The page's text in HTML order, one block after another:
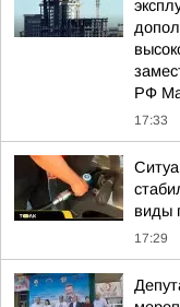
РФ
17:33
виды
17:29